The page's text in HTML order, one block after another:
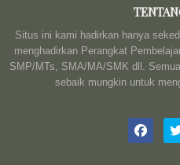
Situs ini kami hadirkan hanya
menghadirkan Perangkat
SMP/MTs, SMA/MA/SMK dll.
sebaik mungkin untuk